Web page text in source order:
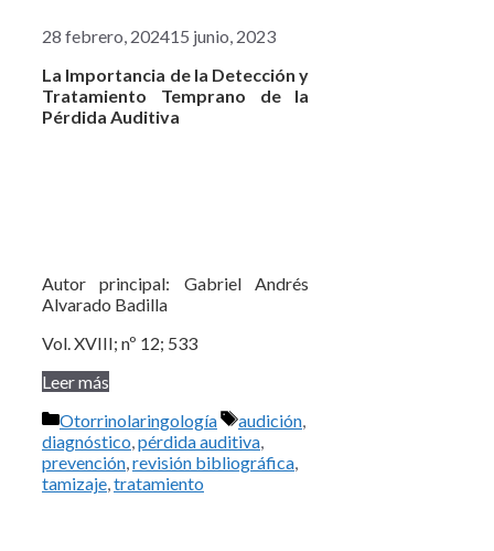
28 febrero, 202415 junio, 2023
La Importancia de la Detección y
Tratamiento Temprano de la
Pérdida Auditiva
Autor principal: Gabriel Andrés
Alvarado Badilla
Vol. XVIII; nº 12; 533
Leer más
Categorías
Otorrinolaringología Etiquetas
audición,
diagnóstico,pérdida auditiva,
prevención,revisión bibliográfica,
tamizaje,tratamiento